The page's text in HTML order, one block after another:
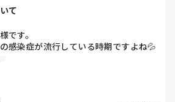
て
です。
感染症が流行している時期ですよね💦
児片方がインフルなどの感染症の場合
邪症状などがあり、そこから他のクラ
が何度かありどうにかならないものか